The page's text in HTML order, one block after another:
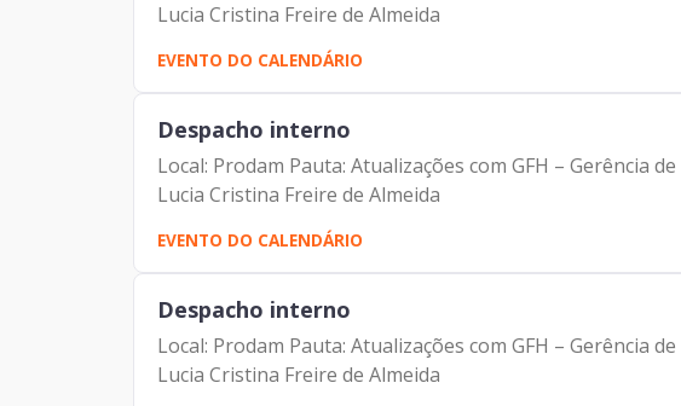
Lucia Cristina Freire de Almeida
EVENTO DO CALENDÁRIO
Despacho interno
Local: Prodam Pauta: Atualizações com GFH – Gerência
Lucia Cristina Freire de Almeida
EVENTO DO CALENDÁRIO
Despacho interno
Local: Prodam Pauta: Atualizações com GFH – Gerência
Lucia Cristina Freire de Almeida